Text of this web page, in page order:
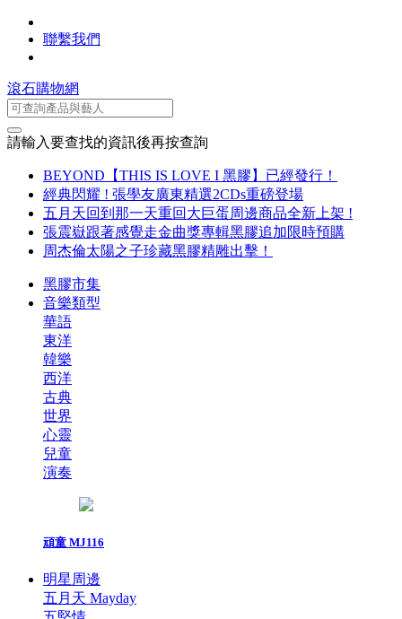
聯繫我們
滾石購物網
請輸入要查找的資訊後再按查詢
BEYOND【THIS IS LOVE I 黑膠】已經發行！
經典閃耀 ! 張學友廣東精選2CDs重磅登場
五月天回到那一天重回大巨蛋周邊商品全新上架 !
張震嶽跟著感覺走金曲獎專輯黑膠追加限時預購
周杰倫太陽之子珍藏黑膠精雕出擊！
黑膠市集
音樂類型
華語
東洋
韓樂
西洋
古典
世界
心靈
兒童
演奏
頑童 MJ116
明星周邊
五月天 Mayday